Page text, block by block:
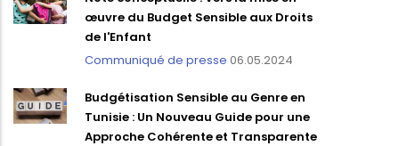
œuvre du Budget Sensible aux Droits
de l'Enfant
Communiqué de presse 06.05.2024
Budgétisation Sensible au Genre en
Tunisie : Un Nouveau Guide pour une
Approche Cohérente et Transparente